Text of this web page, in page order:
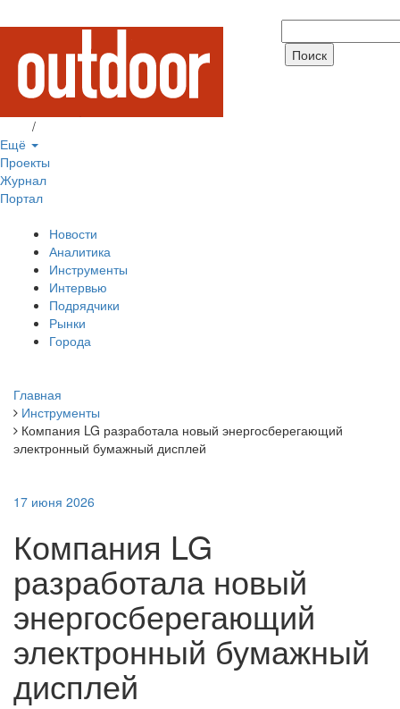
/
Ещё
Проекты
Журнал
Портал
Новости
Аналитика
Инструменты
Интервью
Подрядчики
Рынки
Города
Главная
Инструменты
Компания LG разработала новый энергосберегающий
электронный бумажный дисплей
17 июня 2026
Компания LG
разработала новый
энергосберегающий
электронный бумажный
дисплей